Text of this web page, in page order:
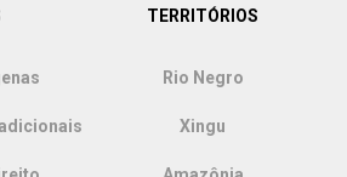
TERRITÓRIOS
Rio Negro
Xingu